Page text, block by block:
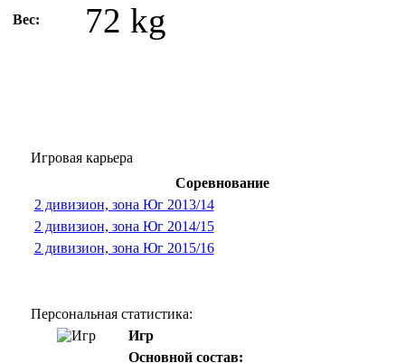
Вес: 72 kg
Игровая карьера
Соревнование
2 дивизион, зона Юг 2013/14
2 дивизион, зона Юг 2014/15
2 дивизион, зона Юг 2015/16
Персональная статистика:
Игр
Основной состав: